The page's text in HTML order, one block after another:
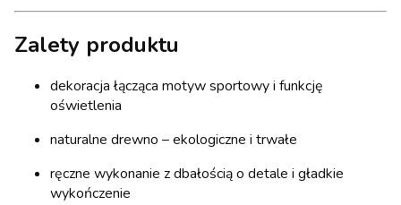
Zalety produktu
dekoracja łącząca motyw sportowy i funkcję
oświetlenia
naturalne drewno – ekologiczne i trwałe
ręczne wykonanie z dbałością o detale i gładkie
wykończenie